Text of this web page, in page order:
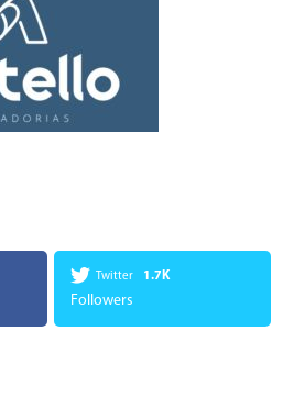
Twitter 1.7K
Followers